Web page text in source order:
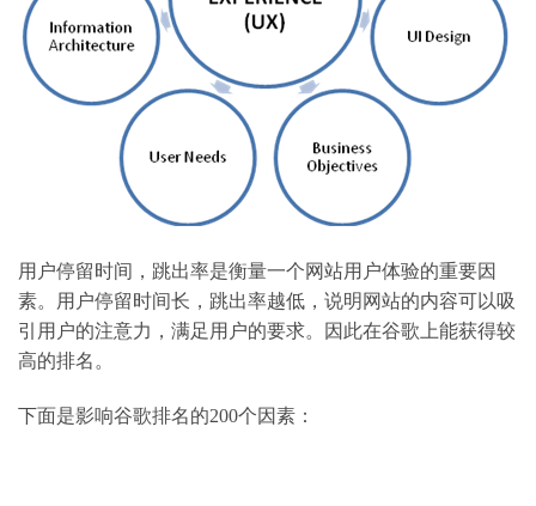
用户停留时间，跳出率是衡量一个网站用户体验的重要因
素。用户停留时间长，跳出率越低，说明网站的内容可以吸
引用户的注意力，满足用户的要求。因此在谷歌上能获得较
高的排名。
下面是影响谷歌排名的200个因素：